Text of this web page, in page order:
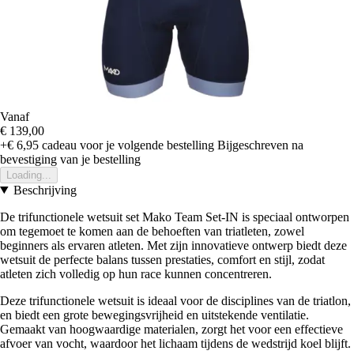
Vanaf
€ 139,00
+€ 6,95 cadeau voor je volgende bestelling Bijgeschreven na
bevestiging van je bestelling
Loading...
Beschrijving
De trifunctionele wetsuit set Mako Team Set-IN is speciaal ontworpen
om tegemoet te komen aan de behoeften van triatleten, zowel
beginners als ervaren atleten. Met zijn innovatieve ontwerp biedt deze
wetsuit de perfecte balans tussen prestaties, comfort en stijl, zodat
atleten zich volledig op hun race kunnen concentreren.
Deze trifunctionele wetsuit is ideaal voor de disciplines van de triatlon,
en biedt een grote bewegingsvrijheid en uitstekende ventilatie.
Gemaakt van hoogwaardige materialen, zorgt het voor een effectieve
afvoer van vocht, waardoor het lichaam tijdens de wedstrijd koel blijft.